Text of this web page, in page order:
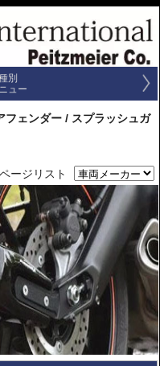
別
ュー
フェンダー / スプラッシュガ
ページリスト